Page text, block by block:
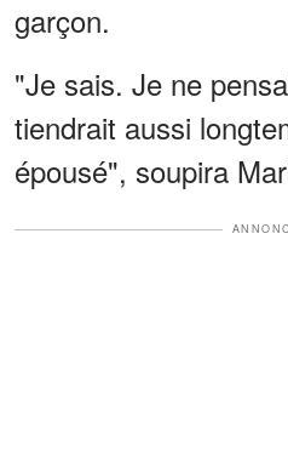
garçon.
"Je sais. Je ne
tiendrait aussi
épousé", soupira